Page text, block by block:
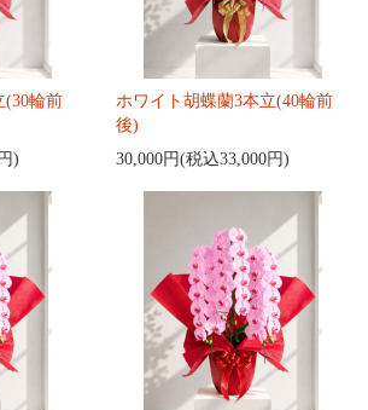
(30輪前
)
ホワイト胡蝶蘭3本立(40輪前
後)
30,000円(税込33,000円)